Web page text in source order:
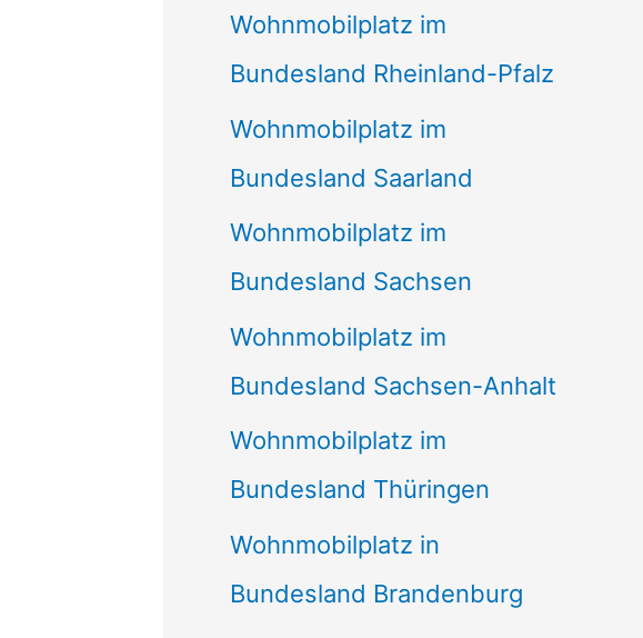
Wohnmobilplatz im
Bundesland Rheinland-Pfalz
Wohnmobilplatz im
Bundesland Saarland
Wohnmobilplatz im
Bundesland Sachsen
Wohnmobilplatz im
Bundesland Sachsen-Anhalt
Wohnmobilplatz im
Bundesland Thüringen
Wohnmobilplatz in
Bundesland Brandenburg